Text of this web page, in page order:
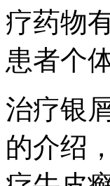
疗药物
患者个
治疗银
的介绍